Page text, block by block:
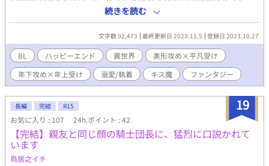
様々な髪色に瞳の色。明らかに日本人ではないと分かる人々。 そ
んな人々が声高らかに叫ぶ言葉。 せいじょ？ せ、い、じょ？
ん？ ワァァァ！！ と歓声が上がっていたかと思えば、その歓声
は徐々に怪訝な表情と声へと変わった。 「…………せ、い、じ
ょ？」 俺の台詞だ。 聖女ってなんだよ！ 俺はオトコだー！！ 聖
女として間違えて召喚されてしまった俺。 どうすりゃ良いんだ
と、そのまま王宮で飼い殺し状態だが、 なんだか護衛騎士の超絶
美形の男と仲良くなってきたと思ったら妙な方向に…… トラウマ
持ち？の超絶美形スパダリ✕平凡青年との王道ラブロマンス！？
※全30話。毎日3回更新します。 ※R18回に印は入れておりませ
んのでご注意ください。 ※こちらの作品はムーンライトノベルズ
にて完結済。
続きを読む
文字数 92,473 最終更新日 2023.11.5 登録日 2023.10.27
BL ハッピーエンド 異世界
美形攻め×平凡受け
年下攻め×年上受け
溺愛/執着 キス魔 ファンタジー
19
長編 完結 R15
お気に入り : 107 24h.ポイント : 42
【完結】親友と同じ顔の騎士団長に、猛烈に口説かれて
います
鳥居之イチ